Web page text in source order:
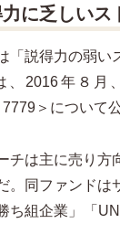
力に乏しい
「説得力の弱い
、2016年８月
7779＞について
チは主に売り方
。同ファンド
ち組企業」「